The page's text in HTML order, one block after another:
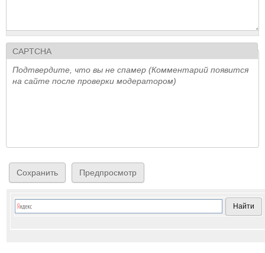
CAPTCHA
Подтвердите, что вы не спамер (Комментарий появится
на сайте после проверки модератором)